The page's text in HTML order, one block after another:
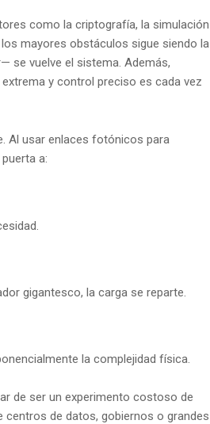
como la criptografía, la simulación
mayores obstáculos sigue siendo la
se vuelve el sistema. Además,
y control preciso es cada vez
Al usar enlaces fotónicos para
a:
gigantesco, la carga se reparte.
la complejidad física.
de ser un experimento costoso de
de datos, gobiernos o grandes